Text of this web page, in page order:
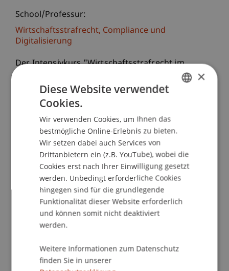
School/Professur:
Wirtschaftsstrafrecht, Compliance und
Digitalisierung
Der Intensivkurs "Wirtschaftsstrafrecht im
engeren Sinne", der zugleich das dritte Modul des
Executive Master of Laws (LL.M.) im
Wirtschaftsstrafrecht
theoretisch fundierte und gleichzeitig
praxisorientierte Kenntnisse der wichtigsten
Wirtschaftsstrafbestimmungen von
liechtensteinischen Materiengesetzen
(Nebenstrafrecht) vermitteln.
Die Teilnehmenden erwerben vertiefte Kenntnisse
über das Steuer- und Zollstrafrecht,
Kapitalmarktstrafrecht, Bilanzstrafrecht und
Bestimmungen zum strafrechtlichen Schutz von
Geheimnissen. Sie werden allerdings nicht nur für
diese Wirtschaftsstrafbestimmungen ausserhalb
des Strafgesetzbuchs sensibilisiert, sondern
×
Diese Website verwendet
Cookies.
Wir verwenden Cookies, um Ihnen das
bestmögliche Online-Erlebnis zu bieten.
Wir setzen dabei auch Services von
Drittanbietern ein (z.B. YouTube), wobei die
Cookies erst nach Ihrer Einwilligung gesetzt
werden. Unbedingt erforderliche Cookies
hingegen sind für die grundlegende
Funktionalität dieser Website erforderlich
und können somit nicht deaktiviert
werden.
Weitere Informationen zum Datenschutz
finden Sie in unserer